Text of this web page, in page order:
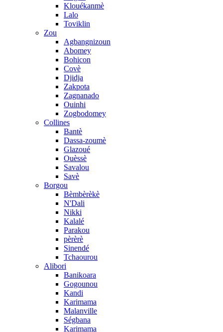
Klouékanmè
Lalo
Toviklin
Zou
Agbangnizoun
Abomey
Bohicon
Covè
Djidja
Zakpota
Zagnanado
Ouinhi
Zogbodomey
Collines
Bantè
Dassa-zoumè
Glazoué
Ouèssè
Savalou
Savè
Borgou
Bèmbèrèkè
N'Dali
Nikki
Kalalé
Parakou
pèrèrè
Sinendé
Tchaourou
Alibori
Banikoara
Gogounou
Kandi
Karimama
Malanville
Ségbana
Karimama